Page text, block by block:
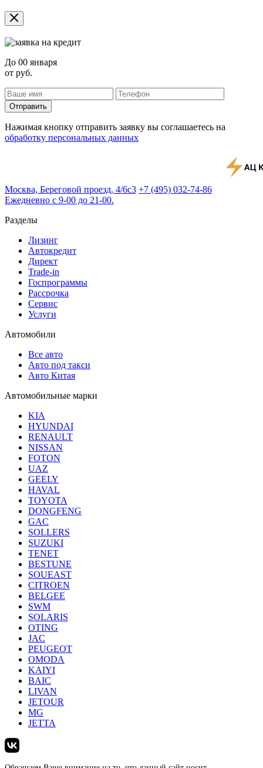
До 00 января
от руб.
Отправить
Нажимая кнопку отправить заявку вы соглашаетесь на
обработку персональных данных
Москва, Береговой проезд, 4/6с3 +7 (495) 032-74-86
Ежедневно с 9-00 до 21-00.
Разделы
Лизинг
Автокредит
Директ
Trade-in
Госпрограммы
Рассрочка
Сервис
Услуги
Автомобили
Все авто
Авто под такси
Авто Китая
Автомобильные марки
KIA
HYUNDAI
RENAULT
NISSAN
FOTON
UAZ
GEELY
HAVAL
TOYOTA
DONGFENG
GAC
SOLLERS
SUZUKI
TENET
BESTUNE
SOUEAST
CITROEN
BELGEE
SWM
SOLARIS
OTING
JAC
PEUGEOT
OMODA
KAIYI
BAIC
LIVAN
JETOUR
MG
JETTA